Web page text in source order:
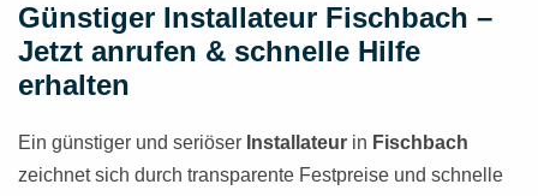
Günstiger Installateur Fischbach –
Jetzt anrufen & schnelle Hilfe
erhalten
Ein günstiger und seriöser Installateur in Fischbach
zeichnet sich durch transparente Festpreise und schnelle